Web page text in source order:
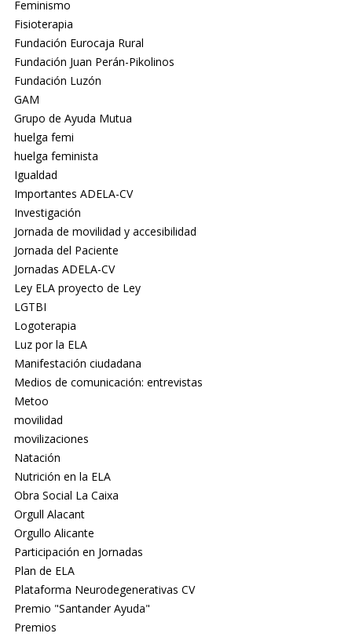
Feminismo
Fisioterapia
Fundación Eurocaja Rural
Fundación Juan Perán-Pikolinos
Fundación Luzón
GAM
Grupo de Ayuda Mutua
huelga femi
huelga feminista
Igualdad
Importantes ADELA-CV
Investigación
Jornada de movilidad y accesibilidad
Jornada del Paciente
Jornadas ADELA-CV
Ley ELA proyecto de Ley
LGTBI
Logoterapia
Luz por la ELA
Manifestación ciudadana
Medios de comunicación: entrevistas
Metoo
movilidad
movilizaciones
Natación
Nutrición en la ELA
Obra Social La Caixa
Orgull Alacant
Orgullo Alicante
Participación en Jornadas
Plan de ELA
Plataforma Neurodegenerativas CV
Premio "Santander Ayuda"
Premios